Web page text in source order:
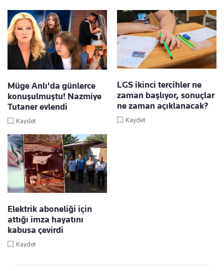
Müge Anlı'da günlerce
konuşulmuştu! Nazmiye
Tutaner evlendi
Kaydet
LGS ikinci tercihler ne
zaman başlıyor, sonuçlar
ne zaman açıklanacak?
Kaydet
Elektrik aboneliği için
attığı imza hayatını
kabusa çevirdi
Kaydet